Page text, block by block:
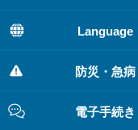
文
へ
Language
防災・急病
電子手続き